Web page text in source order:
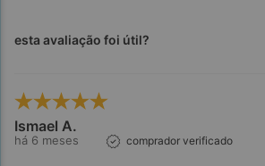
esta avaliação foi útil?
Ismael A.
há 6 meses comprador verificado